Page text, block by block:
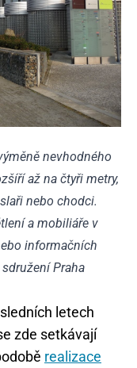
nevhodného
až na čtyři metry,
nebo chodci.
a mobiliáře v
informačních
Praha
letech
zde setkávají
realizace